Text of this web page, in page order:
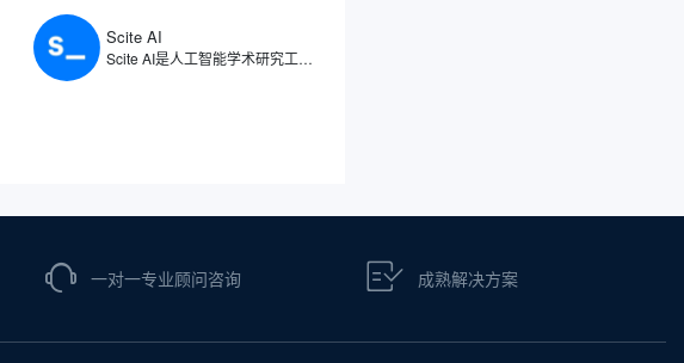
Scite AI
Scite AI是人工智能学术研究工具，注重引文的分类，能够展示文献之间的引用关系，真正解读引用背后的意图与情境，让您了解一篇论文究竟是被支持、被反驳，还是仅仅被提及，让您理解论文之间的相互关系。Scite AI像一位学术伙伴，通过智能引用，显示文章被引用的次数，深入分析引用的具体上下文，让您快速判断一篇论文的可靠性和影响力。
一对一专业顾问咨询 成熟解决方案